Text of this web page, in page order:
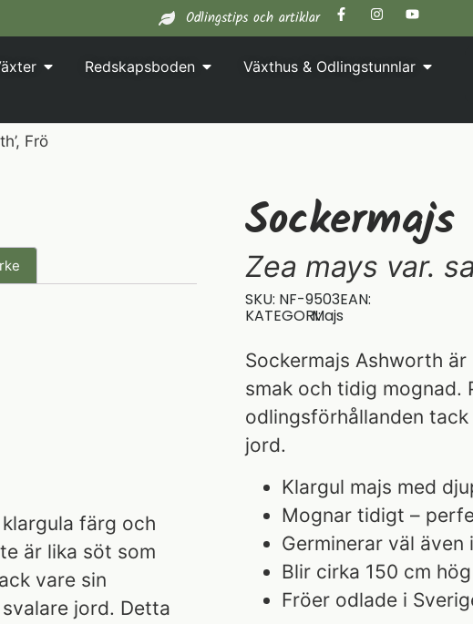
Odlingstips och artiklar
Redskapsboden
Växthus & Odlingstunnlar
Frö
färg och
är lika söt som
vare sin
jord. Detta
Zea mays var.
SKU: NF-9503EAN:
KATEGORI:Majs
Sockermajs Ashworth
smak och tidig mognad.
odlingsförhållanden
jord.
Klargul majs med
Mognar tidigt –
Germinerar väl även
Blir cirka 150 cm
Fröer odlade i